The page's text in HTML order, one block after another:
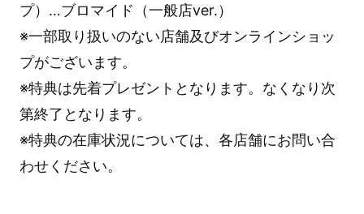
プ）…ブロマイド（一般店ver.）
※一部取り扱いのない店舗及びオンラインショッ
プがございます。
※特典は先着プレゼントとなります。なくなり次
第終了となります。
※特典の在庫状況については、各店舗にお問い合
わせください。